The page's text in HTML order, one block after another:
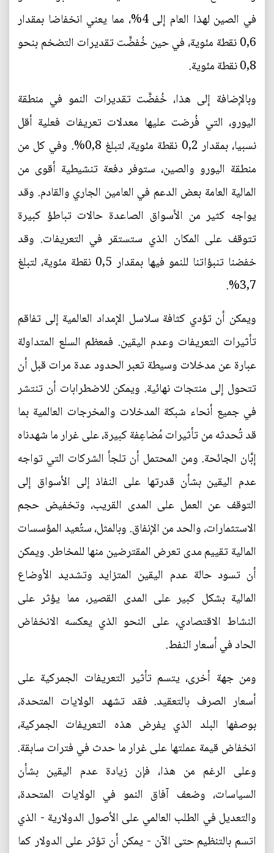
في الصين لهذا العام إلى 4%، مما يعني انخفاضا بمقدار
0,6 نقطة مئوية، في حين خُفضَّت تقديرات التضخم بنحو
0,8 نقطة مئوية.
وبالإضافة إلى هذا، خُفضَّت تقديرات النمو في منطقة
اليورو، التي فُرضت عليها معدلات تعريفات فعلية أقل
نسبيا، بمقدار 0,2 نقطة مئوية، لتبلغ 0,8%. وفي كل من
منطقة اليورو والصين، ستوفر دفعة تنشيطية أقوى من
المالية العامة بعض الدعم في العامين الجاري والقادم. وقد
يواجه كثير من الأسواق الصاعدة حالات تباطؤ كبيرة
تتوقف على المكان الذي ستستقر في التعريفات. وقد
خفضنا تنبؤاتنا للنمو فيها بمقدار 0,5 نقطة مئوية، لتبلغ
3,7%.
ويمكن أن تؤدي كثافة سلاسل الإمداد العالمية إلى تفاقم
تأثيرات التعريفات وعدم اليقين. فمعظم السلع المتداولة
عبارة عن مدخلات وسيطة تعبر الحدود عدة مرات قبل أن
تتحول إلى منتجات نهائية. ويمكن للاضطرابات أن تنتشر
في جميع أنحاء شبكة المدخلات والمخرجات العالمية بما
قد تُحدثه من تأثيرات مُضاعِفة كبيرة، على غرار ما شهدناه
إبَّان الجائحة. ومن المحتمل أن تلجأ الشركات التي تواجه
عدم اليقين بشأن قدرتها على النفاذ إلى الأسواق إلى
التوقف عن العمل على المدى القريب، وتخفيض حجم
الاستثمارات، والحد من الإنفاق. وبالمثل، ستُعيد المؤسسات
المالية تقييم مدى تعرض المقترضين منها للمخاطر. ويمكن
أن تسود حالة عدم اليقين المتزايد وتشديد الأوضاع
المالية بشكل كبير على المدى القصير، مما يؤثر على
النشاط الاقتصادي، على النحو الذي يعكسه الانخفاض
الحاد في أسعار النفط.
ومن جهة أخرى، يتسم تأثير التعريفات الجمركية على
أسعار الصرف بالتعقيد. فقد تشهد الولايات المتحدة،
بوصفها البلد الذي يفرض هذه التعريفات الجمركية،
انخفاض قيمة عملتها على غرار ما حدث في فترات سابقة.
وعلى الرغم من هذا، فإن زيادة عدم اليقين بشأن
السياسات، وضعف آفاق النمو في الولايات المتحدة،
والتعديل في الطلب العالمي على الأصول الدولارية - الذي
اتسم بالتنظيم حتى الآن - يمكن أن تؤثر على الدولار كما